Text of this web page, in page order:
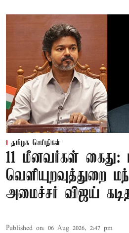
தமிழக செய்திகள்
11 மீனவர்கள் கைது:
வெளியுறவுத்துறை
அமைச்சர் விஜய்
Published on: 06 Aug 2026, 2:47 pm